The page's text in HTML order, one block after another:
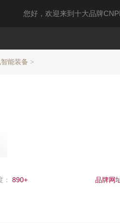
您好，欢迎来到十大品牌
能装备 >
： 890+ 品牌网